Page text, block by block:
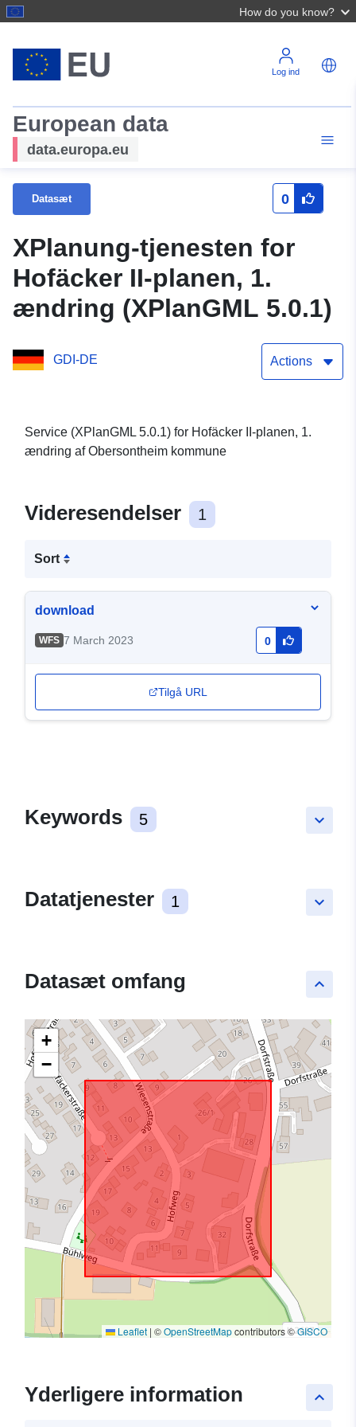
How do you know?
Log ind
European data
data.europa.eu
Datasæt 0
XPlanung-tjenesten for
Hofäcker II-planen, 1.
ændring (XPlanGML 5.0.1)
GDI-DE Actions
Service (XPlanGML 5.0.1) for Hofäcker II-planen, 1.
ændring af Obersontheim kommune
Videresendelser 1
Sort
download
WFS 7 March 2023 0
Tilgå URL
keyboard_arrow_down
Keywords 5
keyboard_arrow_down
Datatjenester 1
keyboard_arrow_up
Datasæt omfang
+
−
Leaflet | ©OpenStreetMapcontributors ©GISCO
keyboard_arrow_up
Yderligere information